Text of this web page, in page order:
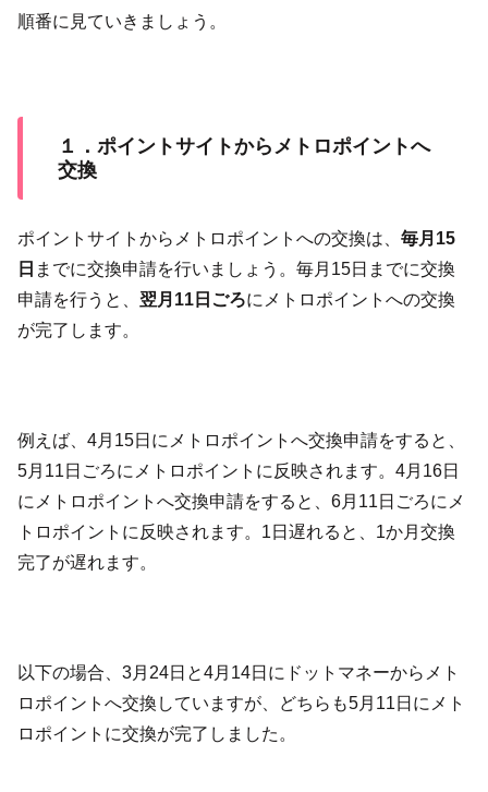
順番に見ていきましょう。
１．ポイントサイトからメトロポイントへ
交換
ポイントサイトからメトロポイントへの交換は、 毎月15
日 までに交換申請を行いましょう。毎月15日までに交換
申請を行うと、 翌月11日ごろにメトロポイントへの交換
が完了します。
例えば、4月15日にメトロポイントへ交換申請をすると、
5月11日ごろにメトロポイントに反映されます。4月16日
にメトロポイントへ交換申請をすると、6月11日ごろにメ
トロポイントに反映されます。1日遅れると、1か月交換
完了が遅れます。
以下の場合、3月24日と4月14日にドットマネーからメト
ロポイントへ交換していますが、どちらも5月11日にメト
ロポイントに交換が完了しました。